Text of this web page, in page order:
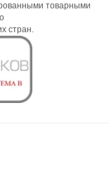
товарными
стран.